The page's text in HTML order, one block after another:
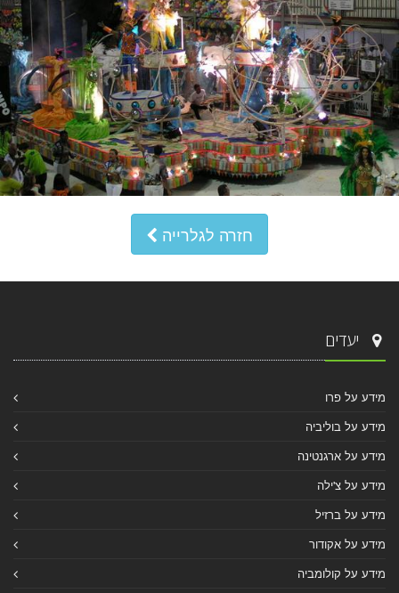
חזרה לגלרייה
יעדים
מידע על פרו
מידע על בוליביה
מידע על ארגנטינה
מידע על צ'ילה
מידע על ברזיל
מידע על אקודור
מידע על קולומביה